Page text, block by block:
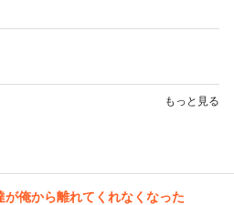
もっと見る
俺から離れてくれなくなった